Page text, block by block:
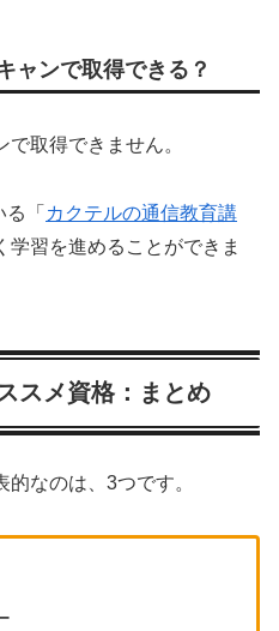
ャンで取得できる？
取得できません。
「 カクテルの通信教育講
学習を進めることができま
スメ資格：まとめ
なのは、3つです。